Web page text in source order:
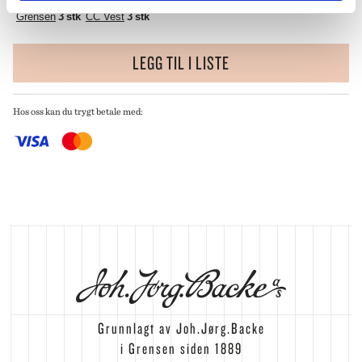
Grensen3 stk CC Vest3 stk
LEGG TIL I LISTE
Hos oss kan du trygt betale med:
Grunnlagt av Joh.Jørg.Backe
i Grensen siden 1889